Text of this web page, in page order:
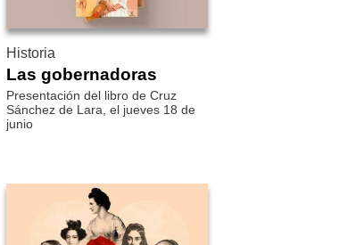
Historia
Las gobernadoras
Presentación del libro de Cruz
Sánchez de Lara, el jueves 18 de
junio